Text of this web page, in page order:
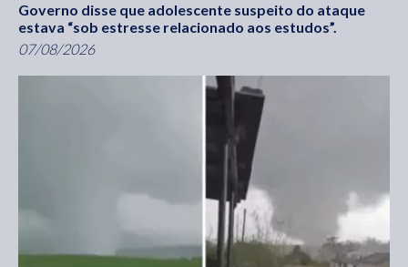
Governo disse que adolescente suspeito do ataque
estava “sob estresse relacionado aos estudos”.
07/08/2026